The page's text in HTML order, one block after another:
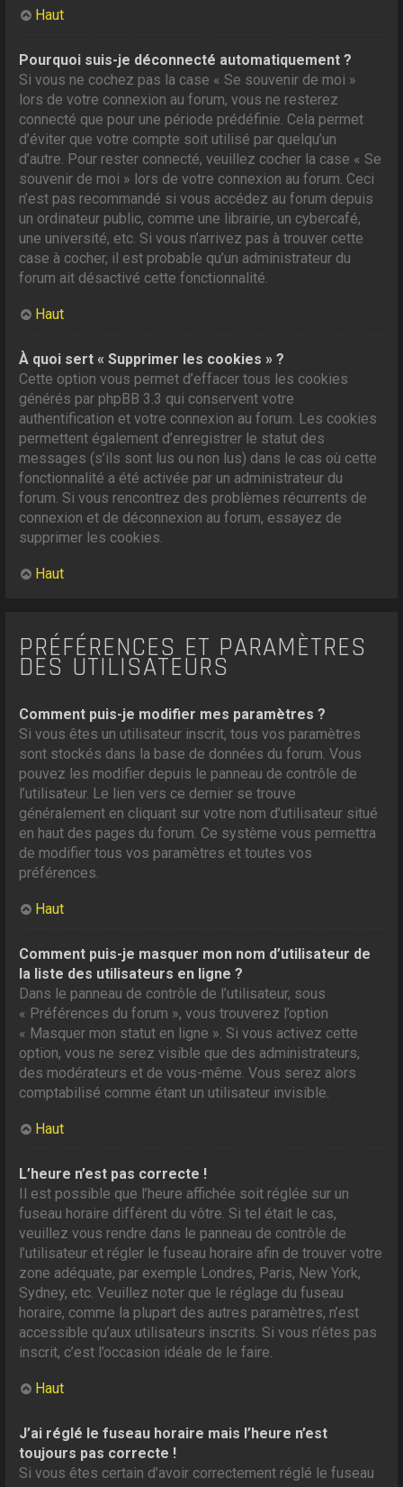
Haut
Pourquoi suis-je déconnecté automatiquement ?
Si vous ne cochez pas la case « Se souvenir de moi »
lors de votre connexion au forum, vous ne resterez
connecté que pour une période prédéfinie. Cela permet
d’éviter que votre compte soit utilisé par quelqu’un
d’autre. Pour rester connecté, veuillez cocher la case « Se
souvenir de moi » lors de votre connexion au forum. Ceci
n’est pas recommandé si vous accédez au forum depuis
un ordinateur public, comme une librairie, un cybercafé,
une université, etc. Si vous n’arrivez pas à trouver cette
case à cocher, il est probable qu’un administrateur du
forum ait désactivé cette fonctionnalité.
Haut
À quoi sert « Supprimer les cookies » ?
Cette option vous permet d’effacer tous les cookies
générés par phpBB 3.3 qui conservent votre
authentification et votre connexion au forum. Les cookies
permettent également d’enregistrer le statut des
messages (s’ils sont lus ou non lus) dans le cas où cette
fonctionnalité a été activée par un administrateur du
forum. Si vous rencontrez des problèmes récurrents de
connexion et de déconnexion au forum, essayez de
supprimer les cookies.
Haut
PRÉFÉRENCES ET PARAMÈTRES
DES UTILISATEURS
Comment puis-je modifier mes paramètres ?
Si vous êtes un utilisateur inscrit, tous vos paramètres
sont stockés dans la base de données du forum. Vous
pouvez les modifier depuis le panneau de contrôle de
l’utilisateur. Le lien vers ce dernier se trouve
généralement en cliquant sur votre nom d’utilisateur situé
en haut des pages du forum. Ce système vous permettra
de modifier tous vos paramètres et toutes vos
préférences.
Haut
Comment puis-je masquer mon nom d’utilisateur de
la liste des utilisateurs en ligne ?
Dans le panneau de contrôle de l’utilisateur, sous
« Préférences du forum », vous trouverez l’option
« Masquer mon statut en ligne ». Si vous activez cette
option, vous ne serez visible que des administrateurs,
des modérateurs et de vous-même. Vous serez alors
comptabilisé comme étant un utilisateur invisible.
Haut
L’heure n’est pas correcte !
Il est possible que l’heure affichée soit réglée sur un
fuseau horaire différent du vôtre. Si tel était le cas,
veuillez vous rendre dans le panneau de contrôle de
l’utilisateur et régler le fuseau horaire afin de trouver votre
zone adéquate, par exemple Londres, Paris, New York,
Sydney, etc. Veuillez noter que le réglage du fuseau
horaire, comme la plupart des autres paramètres, n’est
accessible qu’aux utilisateurs inscrits. Si vous n’êtes pas
inscrit, c’est l’occasion idéale de le faire.
Haut
J’ai réglé le fuseau horaire mais l’heure n’est
toujours pas correcte !
Si vous êtes certain d’avoir correctement réglé le fuseau